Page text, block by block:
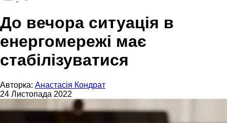
До вечора ситуація в
енергомережі має
стабілізуватися
Авторка: Анастасія Кондрат
24 Листопада 2022